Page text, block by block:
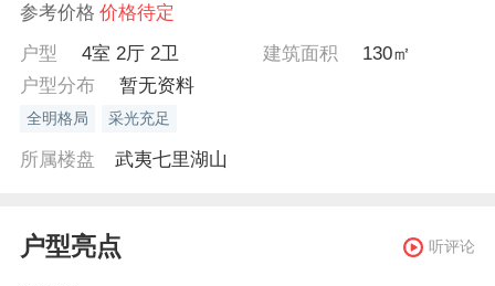
参考价格 价格待定
户型
4室 2厅 2卫 建筑面积
130㎡
户型分布
暂无资料
全明格局 采光充足
所属楼盘 武夷七里湖山
户型亮点 听评论